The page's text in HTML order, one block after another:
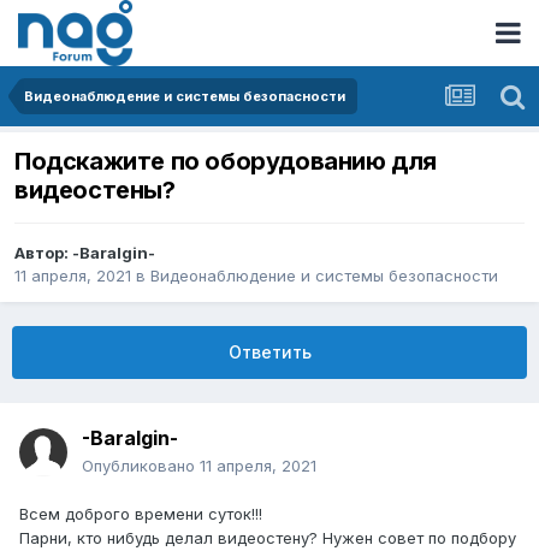
Видеонаблюдение и системы безопасности
Подскажите по оборудованию для
видеостены?
Автор: -Baralgin-
11 апреля, 2021 в Видеонаблюдение и системы безопасности
Ответить
-Baralgin-
Опубликовано 11 апреля, 2021
Всем доброго времени суток!!!
Парни, кто нибудь делал видеостену? Нужен совет по подбору